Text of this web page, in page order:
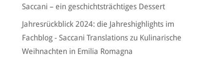
Saccani – ein geschichtsträchtiges Dessert
Jahresrückblick 2024: die Jahreshighlights im
Fachblog - Saccani Translationszu Kulinarische
Weihnachten in Emilia Romagna